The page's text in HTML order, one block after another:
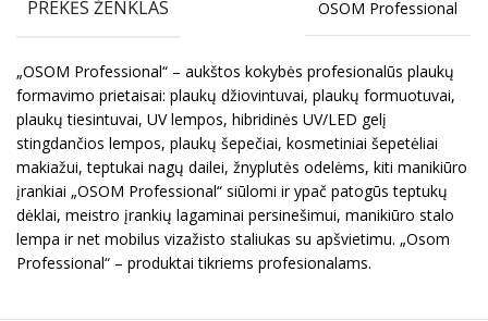
PREKĖS ŽENKLAS OSOM Professional
„OSOM Professional“ – aukštos kokybės profesionalūs plaukų
formavimo prietaisai: plaukų džiovintuvai, plaukų formuotuvai,
plaukų tiesintuvai, UV lempos, hibridinės UV/LED gelį
stingdančios lempos, plaukų šepečiai, kosmetiniai šepetėliai
makiažui, teptukai nagų dailei, žnyplutės odelėms, kiti manikiūro
įrankiai „OSOM Professional“ siūlomi ir ypač patogūs teptukų
dėklai, meistro įrankių lagaminai persinešimui, manikiūro stalo
lempa ir net mobilus vizažisto staliukas su apšvietimu. „Osom
Professional“ – produktai tikriems profesionalams.